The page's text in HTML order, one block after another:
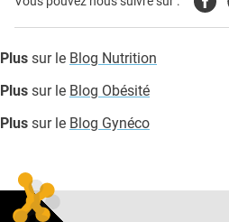
Plus sur le Blog Nutrition
Plus sur le Blog Obésité
Plus sur le Blog Gynéco